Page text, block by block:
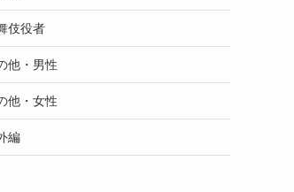
伎役者
他・男性
他・女性
編